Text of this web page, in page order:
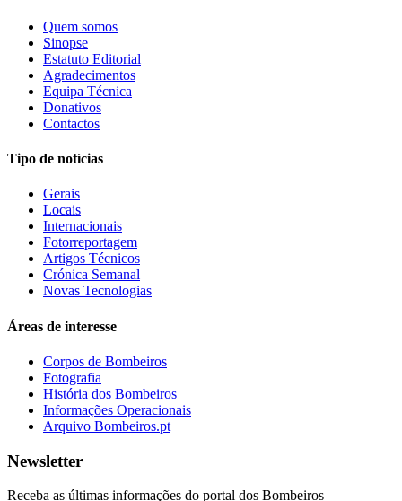
Quem somos
Sinopse
Estatuto Editorial
Agradecimentos
Equipa Técnica
Donativos
Contactos
Tipo de notícias
Gerais
Locais
Internacionais
Fotorreportagem
Artigos Técnicos
Crónica Semanal
Novas Tecnologias
Áreas de interesse
Corpos de Bombeiros
Fotografia
História dos Bombeiros
Informações Operacionais
Arquivo Bombeiros.pt
Newsletter
Receba as últimas informações do portal dos Bombeiros